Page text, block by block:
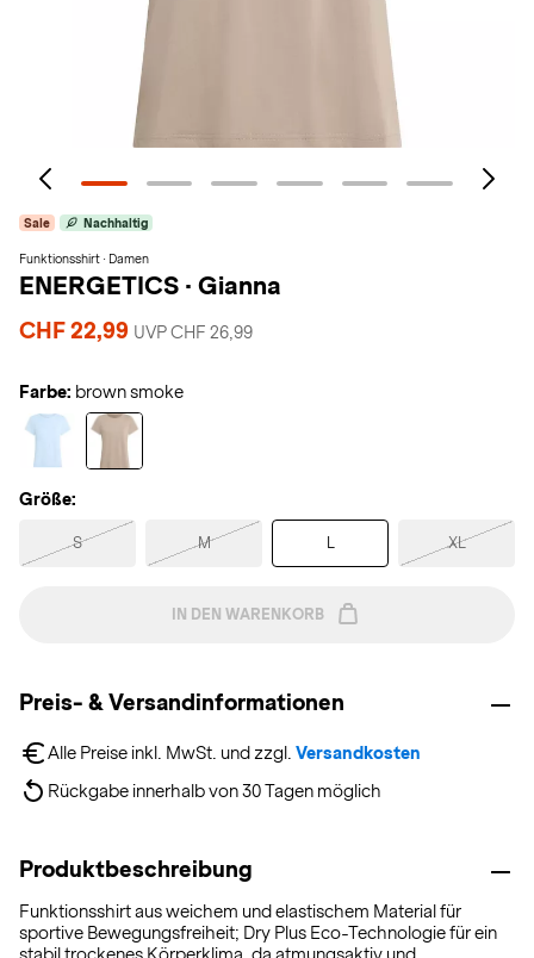
Sale Nachhaltig
Funktionsshirt · Damen
ENERGETICS · Gianna
CHF 22,99 UVP CHF 26,99
Farbe: brown smoke
Größe:
S M L XL
IN DEN WARENKORB
Preis- & Versandinformationen
Alle Preise inkl. MwSt. und zzgl. Versandkosten
Rückgabe innerhalb von 30 Tagen möglich
Produktbeschreibung
Funktionsshirt aus weichem und elastischem Material für
sportive Bewegungsfreiheit; Dry Plus Eco-Technologie für ein